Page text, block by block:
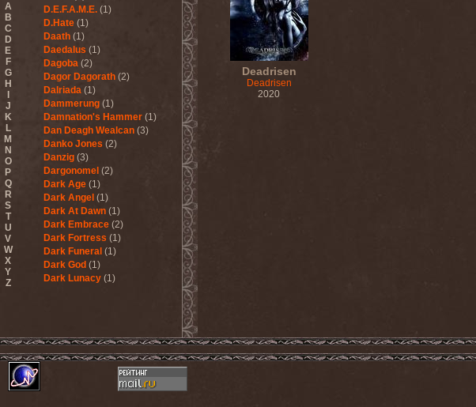
A
B
C
D
E
F
G
H
J
K
L
M
N
O
P
Q
R
S
T
U
V
W
X
Y
Z
D.E.F.A.M.E. (1)
D.Hate (1)
Daath (1)
Daedalus (1)
Dagoba (2)
Dagor Dagorath (2)
Dalriada (1)
Dammerung (1)
Damnation's Hammer (1)
Dan Deagh Wealcan (3)
Danko Jones (2)
Danzig (3)
Dargonomel (2)
Dark Age (1)
Dark Angel (1)
Dark At Dawn (1)
Dark Embrace (2)
Dark Fortress (1)
Dark Funeral (1)
Dark God (1)
Dark Lunacy (1)
Dark Tranquillity (2)
Dark Vision (1)
Deadrisen
Deadrisen
2020